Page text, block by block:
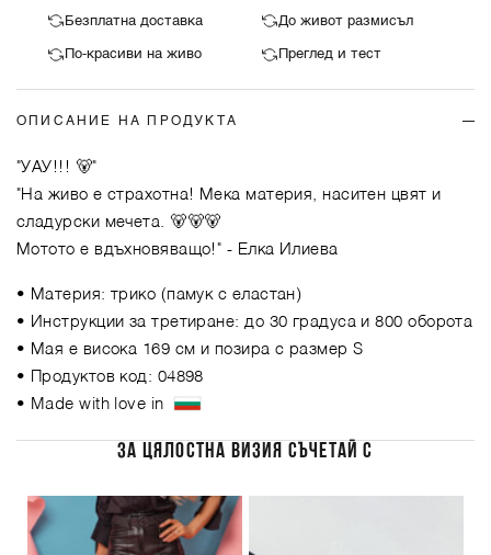
Безплатна доставка До живот размисъл
По-красиви на живо Преглед и тест
ОПИСАНИЕ НА ПРОДУКТА
"УАУ!!! 🐻"
"На живо е страхотна! Мека материя, наситен цвят и
сладурски мечета. 🐻🐻🐻
Мотото е вдъхновяващо!" - Елка Илиева
• Материя: трико (памук с еластан)
• Инструкции за третиране: до 30 градуса и 800 оборота
• Мая е висока 169 см и позира с размер S
• Продуктов код: 04898
• Made with love in
ЗА ЦЯЛОСТНА ВИЗИЯ СЪЧЕТАЙ С